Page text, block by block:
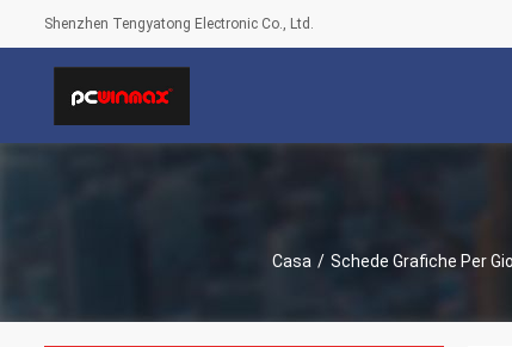
Shenzhen Tengyatong Electronic Co., Ltd.
Casa / Schede Grafiche Per